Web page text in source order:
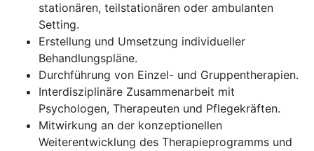
stationären, teilstationären oder ambulanten
Setting.
Erstellung und Umsetzung individueller
Behandlungspläne.
Durchführung von Einzel- und Gruppentherapien.
Interdisziplinäre Zusammenarbeit mit
Psychologen, Therapeuten und Pflegekräften.
Mitwirkung an der konzeptionellen
Weiterentwicklung des Therapieprogramms und